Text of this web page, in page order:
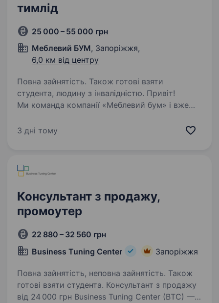
тимлід
25 000 – 55 000 грн
Меблевий БУМ, Запоріжжя,
6,0 км від центру
Повна зайнятість. Також готові взяти
студента, людину з інвалідністю. Привіт!
Ми команда компанії «Меблевий бум» і вже
в Запоріжжі! НАВІТЬ ЯКЩО У ВАС НЕМАЄ
з вас високоефективного…
3 дні тому
Консультант з продажу,
промоутер
22 880 – 32 560 грн
Business Tuning Center
Запоріжжя
Повна зайнятість, неповна зайнятість. Також
готові взяти студента. Консультант з продажу
від 24 000 грн Business Tuning Center (BTC) —